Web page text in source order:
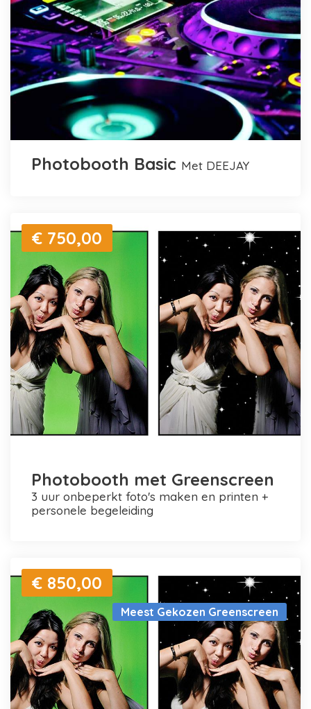
Photobooth Basic met DEEJAY
€ 750,00
Photobooth met Greenscreen
3 uur onbeperkt foto's maken en printen +
personele begeleiding
Meest Gekozen Greenscreen
€ 850,00